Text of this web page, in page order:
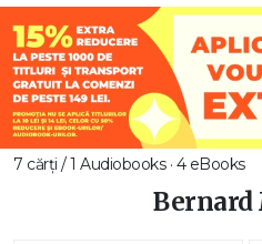
7 cărți / 1 Audiobooks · 4 eBooks